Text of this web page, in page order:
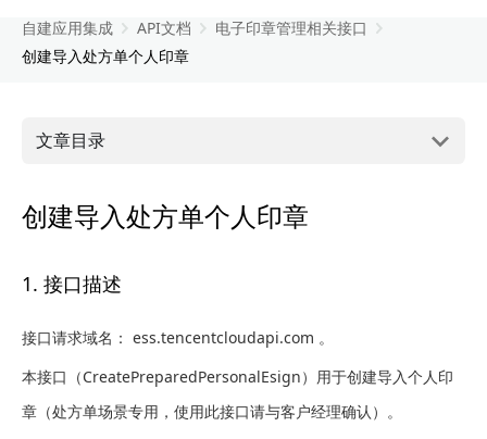
自建应用集成 API文档
电子印章管理相关接口
创建导入处方单个人印章
文章目录
创建导入处方单个人印章
1. 接口描述
接口请求域名： ess.tencentcloudapi.com 。
本接口（CreatePreparedPersonalEsign）用于创建导入个人印
章（处方单场景专用，使用此接口请与客户经理确认）。